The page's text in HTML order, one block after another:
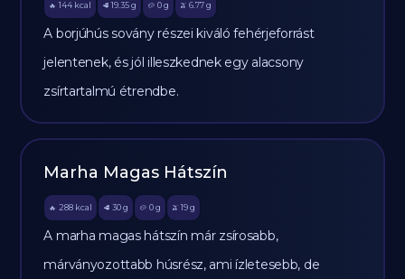
🔥 144 kcal 🥩 19.35 g 🥔 0g 🫒 6.77 g
A borjúhús sovány részei kiváló fehérjeforrást
jelentenek, és jól illeszkednek egy alacsony
zsírtartalmú étrendbe.
Marha Magas Hátszín
🔥 288 kcal 🥩 30 g 🥔 0g 🫒 19 g
A marha magas hátszín már zsírosabb,
márványozottabb húsrész, ami ízletesebb, de